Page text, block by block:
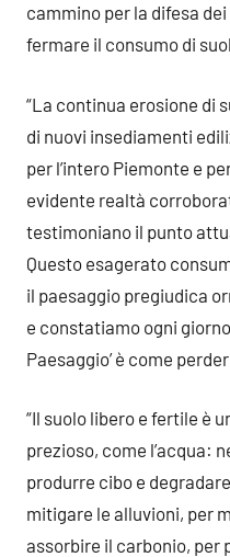
cammino per la difesa
fermare il consumo di
“La continua erosione di
di nuovi insediamenti
per l’intero Piemonte e
evidente realtà
testimoniano il punto
Questo esagerato
il paesaggio pregiudica
e constatiamo ogni
Paesaggio’ è come
“Il suolo libero e fertile è
prezioso, come l’acqua:
produrre cibo e
mitigare le alluvioni, per
assorbire il carbonio, per